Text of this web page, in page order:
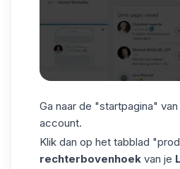
Ga naar de "startpagina"
account.
Klik dan op het tabblad
rechterbovenhoek van je